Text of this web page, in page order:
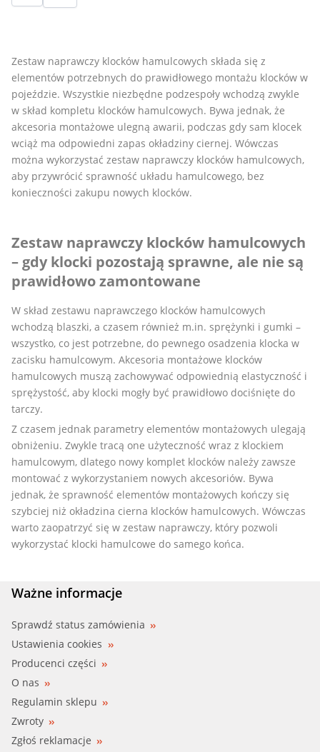
Zestaw naprawczy klocków hamulcowych składa się z
elementów potrzebnych do prawidłowego montażu klocków w
pojeździe. Wszystkie niezbędne podzespoły wchodzą zwykle
w skład kompletu klocków hamulcowych. Bywa jednak, że
akcesoria montażowe ulegną awarii, podczas gdy sam klocek
wciąż ma odpowiedni zapas okładziny ciernej. Wówczas
można wykorzystać zestaw naprawczy klocków hamulcowych,
aby przywrócić sprawność układu hamulcowego, bez
konieczności zakupu nowych klocków.
Zestaw naprawczy klocków hamulcowych
– gdy klocki pozostają sprawne, ale nie są
prawidłowo zamontowane
W skład zestawu naprawczego klocków hamulcowych
wchodzą blaszki, a czasem również m.in. sprężynki i gumki –
wszystko, co jest potrzebne, do pewnego osadzenia klocka w
zacisku hamulcowym. Akcesoria montażowe klocków
hamulcowych muszą zachowywać odpowiednią elastyczność i
sprężystość, aby klocki mogły być prawidłowo dociśnięte do
tarczy.
Z czasem jednak parametry elementów montażowych ulegają
obniżeniu. Zwykle tracą one użyteczność wraz z klockiem
hamulcowym, dlatego nowy komplet klocków należy zawsze
montować z wykorzystaniem nowych akcesoriów. Bywa
jednak, że sprawność elementów montażowych kończy się
szybciej niż okładzina cierna klocków hamulcowych. Wówczas
warto zaopatrzyć się w zestaw naprawczy, który pozwoli
wykorzystać klocki hamulcowe do samego końca.
Ważne informacje
Sprawdź status zamówienia
Ustawienia cookies
Producenci części
O nas
Regulamin sklepu
Zwroty
Zgłoś reklamacje